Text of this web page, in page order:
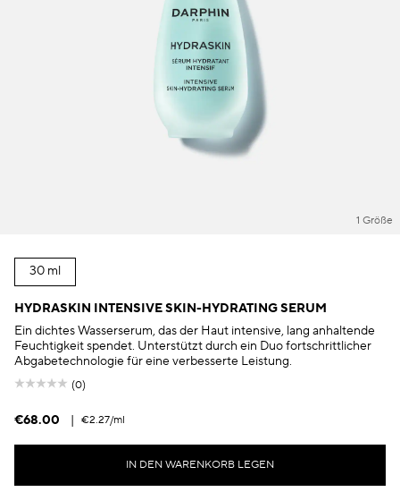
1 Größe
30 ml
HYDRASKIN INTENSIVE SKIN-HYDRATING SERUM
Ein dichtes Wasserserum, das der Haut intensive, lang anhaltende
Feuchtigkeit spendet. Unterstützt durch ein Duo fortschrittlicher
Abgabetechnologie für eine verbesserte Leistung.
(0)
€68.00 | €2.27/ml
IN DEN WARENKORB LEGEN